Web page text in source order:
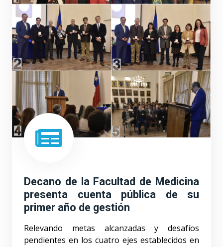
Decano de la Facultad de Medicina
presenta cuenta pública de su
primer año de gestión
Relevando metas alcanzadas y desafíos
pendientes en los cuatro ejes establecidos en